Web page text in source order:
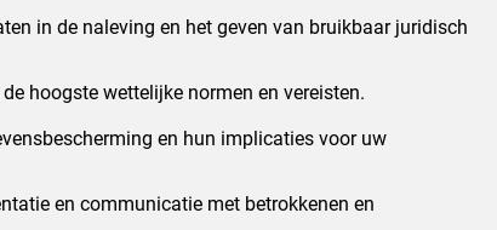
in de naleving en het geven van bruikbaar juridisch
hoogste wettelijke normen en vereisten.
en hun implicaties voor uw
en communicatie met betrokkenen en